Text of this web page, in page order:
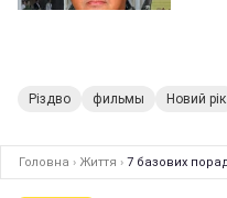
Різдво фильмы Новий рік
Головна › Життя › 7 базових